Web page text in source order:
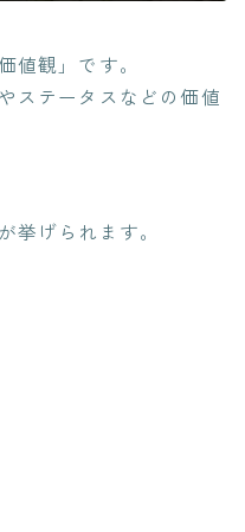
値観」です。
ステータスなどの価値
挙げられます。